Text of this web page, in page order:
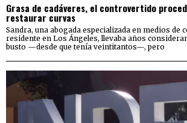
Grasa de cadáveres, el controvertido
restaurar curvas
Sandra, una abogada especializada en medios de
residente en Los Ángeles, llevaba años
busto —desde que tenía veintitantos—, pero